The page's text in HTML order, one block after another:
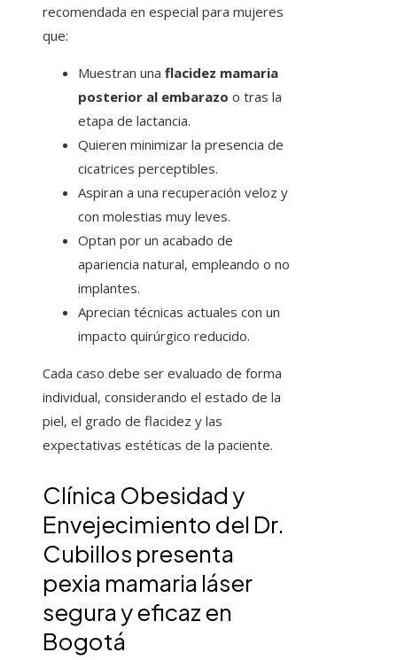
recomendada en especial para mujeres
que:
Muestran una flacidez mamaria
posterior al embarazo o tras la
etapa de lactancia.
Quieren minimizar la presencia de
cicatrices perceptibles.
Aspiran a una recuperación veloz y
con molestias muy leves.
Optan por un acabado de
apariencia natural, empleando o no
implantes.
Aprecian técnicas actuales con un
impacto quirúrgico reducido.
Cada caso debe ser evaluado de forma
individual, considerando el estado de la
piel, el grado de flacidez y las
expectativas estéticas de la paciente.
Clínica Obesidad y
Envejecimiento del Dr.
Cubillos presenta
pexia mamaria láser
segura y eficaz en
Bogotá